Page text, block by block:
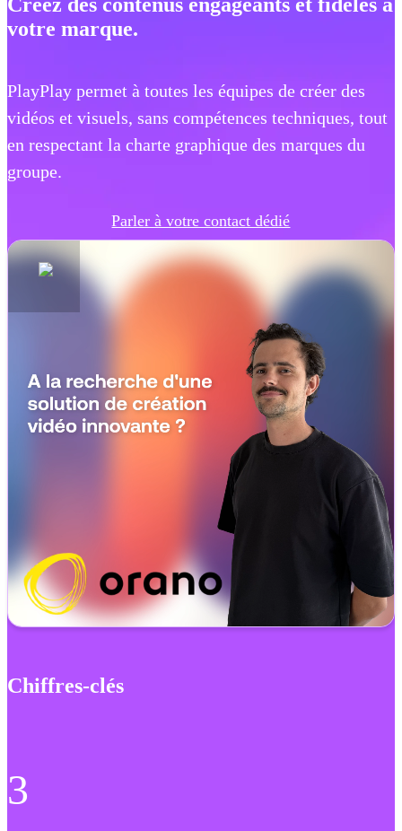
Créez des contenus engageants et fidèles à
votre marque.
PlayPlay permet à toutes les équipes de créer des
vidéos et visuels, sans compétences techniques, tout
en respectant la charte graphique des marques du
groupe.
Parler à votre contact dédié
Chiffres-clés
3